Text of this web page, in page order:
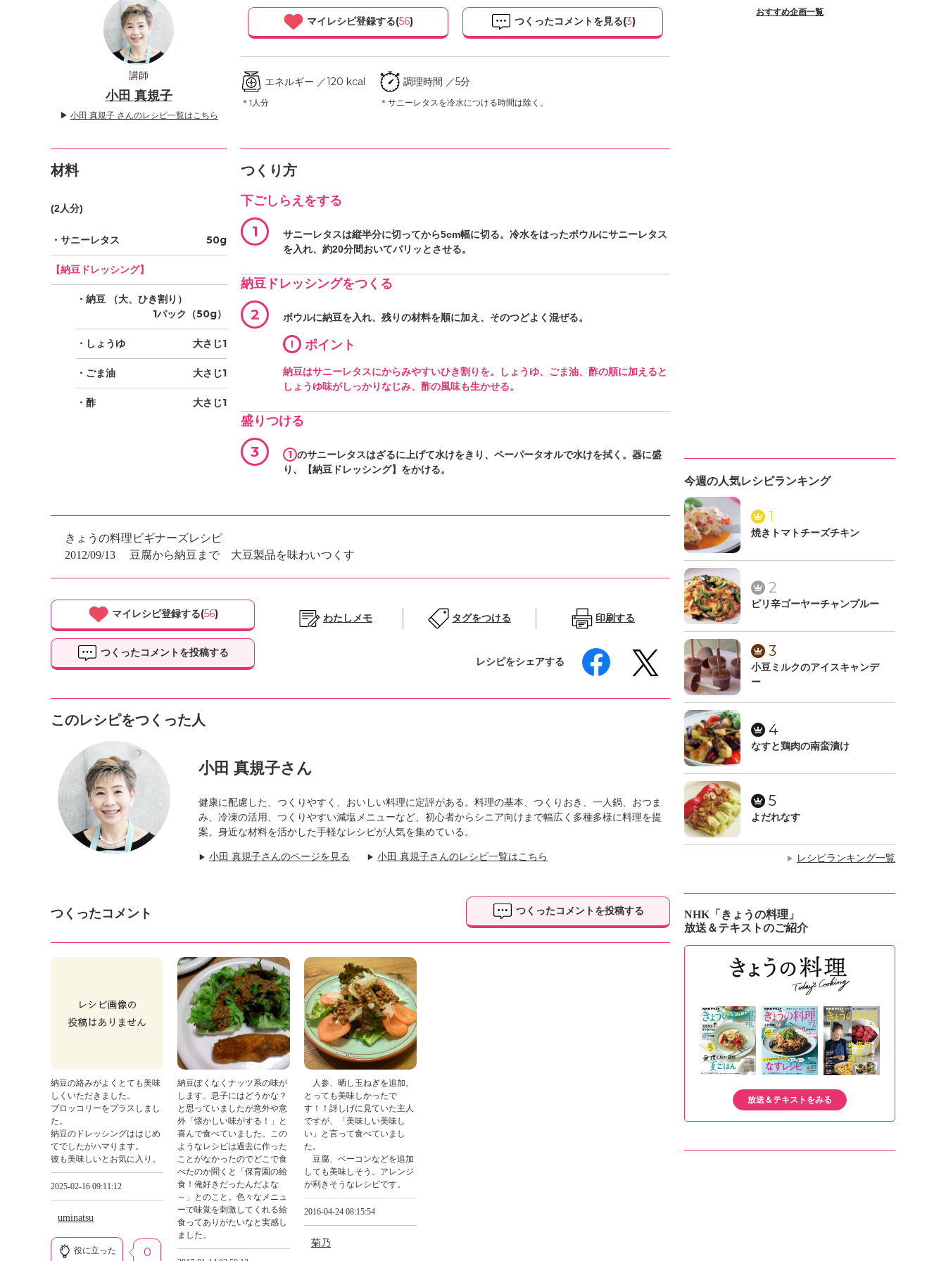
講師
小田 真規子
▶ 小田 真規子 さんのレシピ一覧はこちら
マイレシピ登録する(56) つくったコメントを見る(3)
エネルギー ／120 kcal
＊1人分
調理時間 ／5分
＊サニーレタスを冷水につける時間は除く。
材料
(2人分)
・サニーレタス 50g
【納豆ドレッシング】
・納豆 （大、ひき割り）
1パック（50g）
・しょうゆ 大さじ1
・ごま油 大さじ1
・酢 大さじ1
つくり方
下ごしらえをする
1
サニーレタスは縦半分に切ってから5cm幅に切る。冷水をはったボウルにサニーレタス
を入れ、約20分間おいてパリッとさせる。
納豆ドレッシングをつくる
2 ボウルに納豆を入れ、残りの材料を順に加え、そのつどよく混ぜる。
! ポイント
納豆はサニーレタスにからみやすいひき割りを。しょうゆ、ごま油、酢の順に加えると
しょうゆ味がしっかりなじみ、酢の風味も生かせる。
盛りつける
3 1 のサニーレタスはざるに上げて水けをきり、ペーパータオルで水けを拭く。器に盛
り、【納豆ドレッシング】をかける。
きょうの料理ビギナーズレシピ
2012/09/13
豆腐から納豆まで 大豆製品を味わいつくす
マイレシピ登録する(56)
つくったコメントを投稿する
わたしメモ タグをつける 印刷する
レシピをシェアする
このレシピをつくった人
小田 真規子さん
健康に配慮した、つくりやすく、おいしい料理に定評がある。料理の基本、つくりおき、一人鍋、おつま
み、冷凍の活用、つくりやすい減塩メニューなど、初心者からシニア向けまで幅広く多種多様に料理を提
案。身近な材料を活かした手軽なレシピが人気を集めている。
▶ 小田 真規子さんのページを見る ▶ 小田 真規子さんのレシピ一覧はこちら
つくったコメント つくったコメントを投稿する
納豆の絡みがよくとても美味
しくいただきました。
ブロッコリーをプラスしまし
た。
納豆のドレッシングははじめ
てでしたがハマります。
彼も美味しいとお気に入り。
2025-02-16 09:11:12
uminatsu
役に立った 0
納豆ぽくなくナッツ系の味が
します。息子にはどうかな？
と思っていましたが意外や意
外「懐かしい味がする！」と
喜んで食べていました。この
ようなレシピは過去に作った
ことがなかったのでどこで食
べたのか聞くと「保育園の給
食！俺好きだったんだよな
～」とのこと。色々なメニュ
ーで味覚を刺激してくれる給
食ってありがたいなと実感し
ました。
人参、晒し玉ねぎを追加。
とっても美味しかったで
す！！訝しげに見ていた主人
ですが、「美味しい美味し
い」と言って食べていまし
た。
豆腐、ベーコンなどを追加
しても美味しそう。アレンジ
が利きそうなレシピです。
2016-04-24 08:15:54
菊乃
おすすめ企画一覧
今週の人気レシピランキング
1
焼きトマトチーズチキン
2
ピリ辛ゴーヤーチャンプルー
3
小豆ミルクのアイスキャンデ
ー
4
なすと鶏肉の南蛮漬け
5
よだれなす
▶ レシピランキング一覧
NHK「きょうの料理」
放送＆テキストのご紹介
放送＆テキストをみる